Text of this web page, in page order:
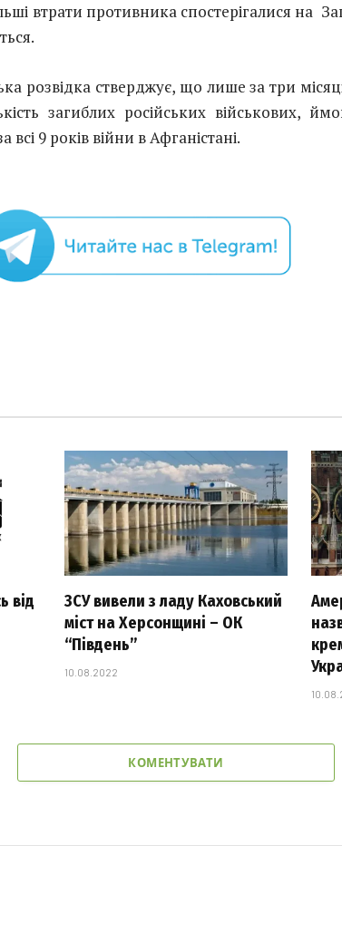
втрати противника спостерігалися на
розвідка стверджує, що лише за три
загиблих російських військових,
9 років війни в Афганістані.
від
ЗСУ вивели з ладу Каховський
міст на Херсонщині – ОК
“Південь”
10.08.2022
КОМЕНТУВАТИ